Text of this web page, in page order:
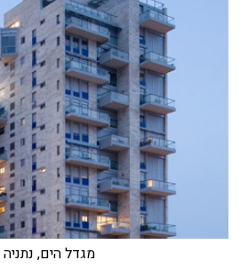
מגדל הים, נתניה